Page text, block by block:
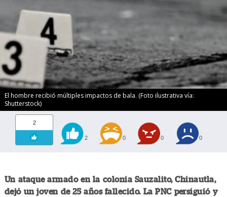
El hombre recibió múltiples impactos de bala. (Foto ilustrativa vía:
Shutterstock)
2
2 0 0 0
Un ataque armado en la colonia Sauzalito, Chinautla,
dejó un joven de 25 años fallecido. La PNC persiguió y